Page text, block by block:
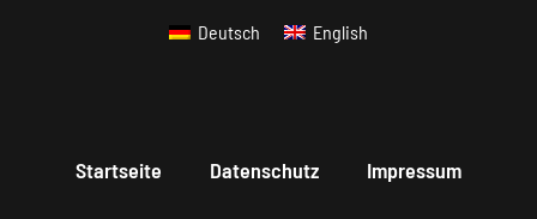
Deutsch English
Startseite Datenschutz Impressum